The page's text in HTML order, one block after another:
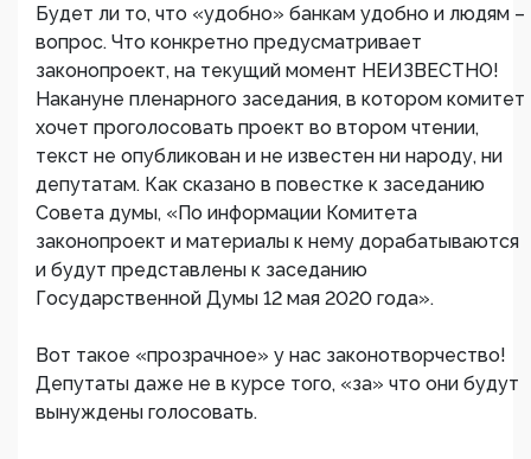
Будет ли то, что «удобно» банкам удобно и людям –
вопрос. Что конкретно предусматривает
законопроект, на текущий момент НЕИЗВЕСТНО!
Накануне пленарного заседания, в котором комитет
хочет проголосовать проект во втором чтении,
текст не опубликован и не известен ни народу, ни
депутатам. Как сказано в повестке к заседанию
Совета думы, «По информации Комитета
законопроект и материалы к нему дорабатываются
и будут представлены к заседанию
Государственной Думы 12 мая 2020 года».
Вот такое «прозрачное» у нас законотворчество!
Депутаты даже не в курсе того, «за» что они будут
вынуждены голосовать.